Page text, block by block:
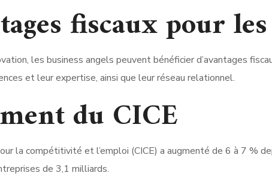
fiscaux pour
les business angels peuvent bénéficier d’avantages
et leur expertise, ainsi que leur réseau relationnel.
du CICE
la compétitivité et l’emploi (CICE) a augmenté de 6 à 7 %
de 3,1 milliards.